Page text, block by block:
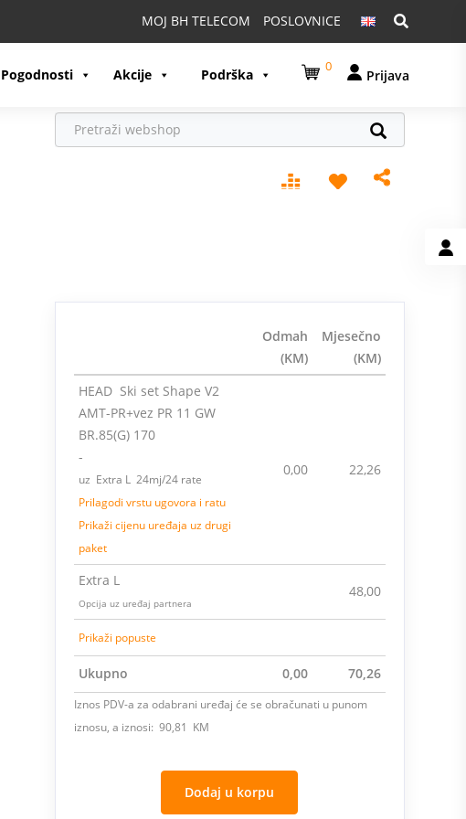
Pretraga:
MOJ BH TELECOM POSLOVNICE
Pogodnosti Akcije Podrška 0
Prijava
Odmah
(KM)
Mjesečno
(KM)
HEAD Ski set Shape V2
AMT-PR+vez PR 11 GW
BR.85(G) 170
-
uz Extra L 24mj/24 rate
Prilagodi vrstu ugovora i ratu
Prikaži cijenu uređaja uz drugi
paket
0,00 22,26
Extra L
Opcija uz uređaj partnera
48,00
Prikaži popuste
Ukupno 0,00 70,26
Iznos PDV-a za odabrani uređaj će se obračunati u punom
iznosu, a iznosi: 90,81 KM
Dodaj u korpu